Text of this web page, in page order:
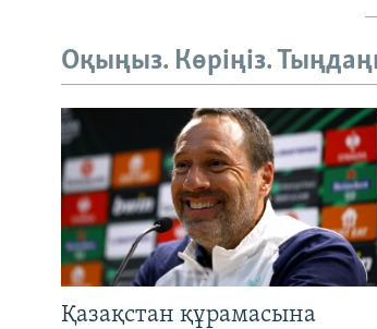
Оқыңыз. Көріңіз.
Қазақстан құрамасына